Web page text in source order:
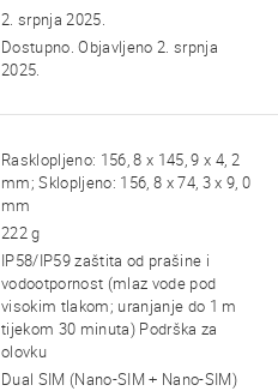
2. srpnja 2025.
Dostupno. Objavljeno 2. srpnja
2025.
Rasklopljeno: 156, 8 x 145, 9 x 4, 2
mm; Sklopljeno: 156, 8 x 74, 3 x 9, 0
mm
222 g
IP58/IP59 zaštita od prašine i
vodootpornost (mlaz vode pod
visokim tlakom; uranjanje do 1 m
tijekom 30 minuta) Podrška za
olovku
Dual SIM (Nano-SIM + Nano-SIM)